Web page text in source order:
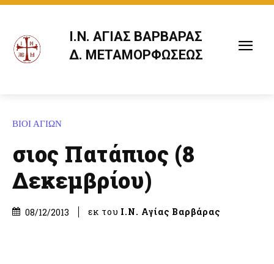
Ι.Ν. ΑΓΙΑΣ ΒΑΡΒΑΡΑΣ
Δ. ΜΕΤΑΜΟΡΦΩΣΕΩΣ
ΒΙΟΙ ΑΓΙΩΝ
Ὅσιος Πατάπιος (8
Δεκεμβρίου)
08/12/2013 εκ του Ι.Ν. Αγίας Βαρβάρας